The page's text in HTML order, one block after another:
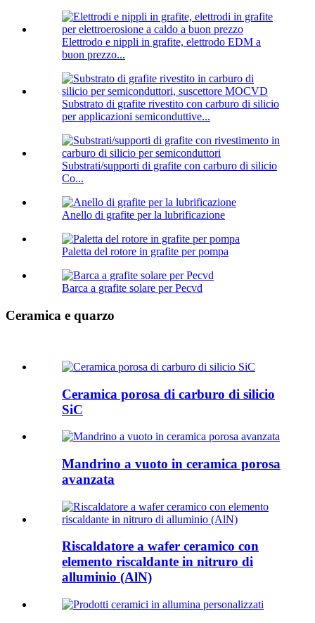
Elettrodo e nippli in grafite, elettrodo EDM a
buon prezzo...
Substrato di grafite rivestito con carburo di silicio
per applicazioni semiconduttive...
Substrati/supporti di grafite con carburo di silicio
Co...
Anello di grafite per la lubrificazione
Paletta del rotore in grafite per pompa
Barca a grafite solare per Pecvd
Ceramica e quarzo
Ceramica porosa di carburo di silicio
SiC
Mandrino a vuoto in ceramica porosa
avanzata
Riscaldatore a wafer ceramico con
elemento riscaldante in nitruro di
alluminio (AlN)